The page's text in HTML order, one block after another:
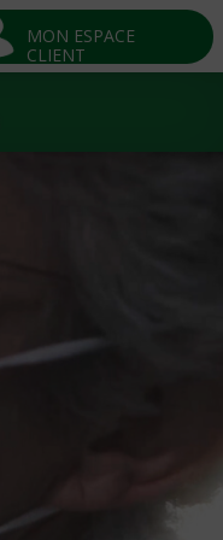
MON ESPACE
CLIENT